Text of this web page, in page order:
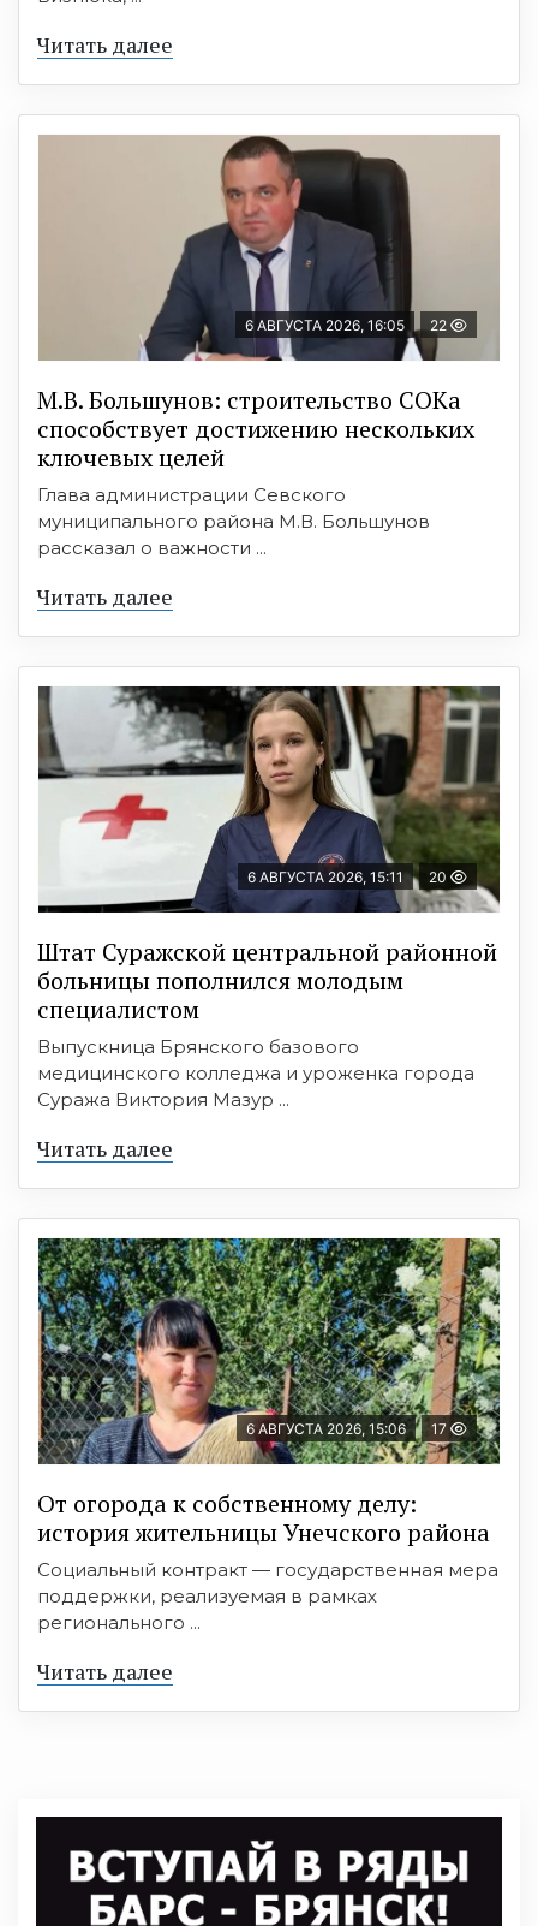
Читать далее
6 АВГУСТА 2026, 16:05 22
М.В. Большунов: строительство СОКа
способствует достижению нескольких
ключевых целей
Глава администрации Севского
муниципального района М.В. Большунов
рассказал о важности ...
Читать далее
6 АВГУСТА 2026, 15:11 20
Штат Суражской центральной районной
больницы пополнился молодым
специалистом
Выпускница Брянского базового
медицинского колледжа и уроженка города
Суража Виктория Мазур ...
Читать далее
6 АВГУСТА 2026, 15:06 17
От огорода к собственному делу:
история жительницы Унечского района
Социальный контракт — государственная мера
поддержки, реализуемая в рамках
регионального ...
Читать далее